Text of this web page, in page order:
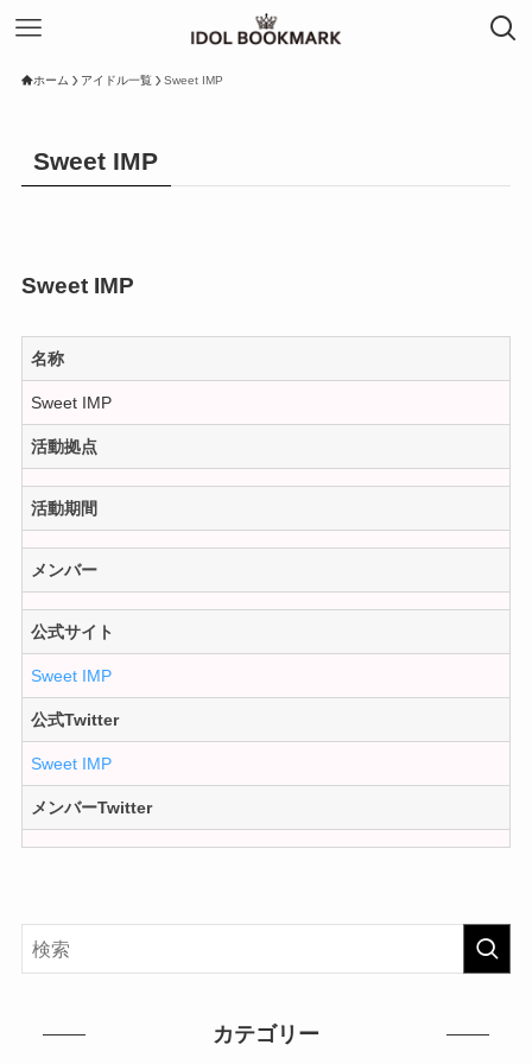
ホーム アイドル一覧 Sweet IMP
Sweet IMP
Sweet IMP
名称
Sweet IMP
活動拠点
活動期間
メンバー
公式サイト
Sweet IMP
公式Twitter
Sweet IMP
メンバーTwitter
カテゴリー